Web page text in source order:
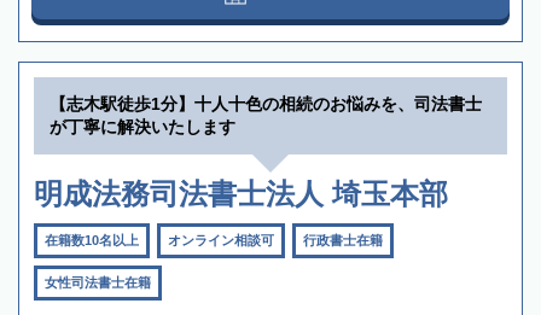
【志木駅徒歩1分】十人十色の相続のお悩みを、司法書士
が丁寧に解決いたします
明成法務司法書士法人 埼玉本部
在籍数10名以上 オンライン相談可 行政書士在籍
女性司法書士在籍